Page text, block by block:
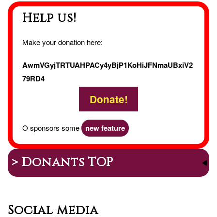
Help us!
Make your donation here:
AwmVGyjTRTUAHPACy4yBjP1KoHiJFNmaUBxiV2
79RD4
Donate!
O sponsors some new feature
> Donants TOP
Social media